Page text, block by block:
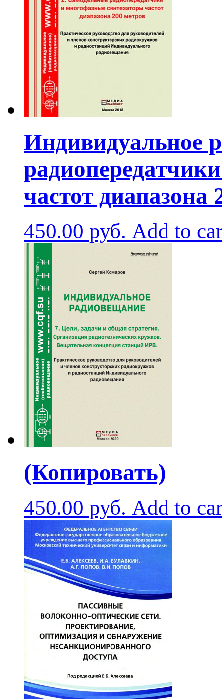
Индивидуальное
частот диапазона
450.00 руб. Add to
(Копировать)
450.00 руб. Add to